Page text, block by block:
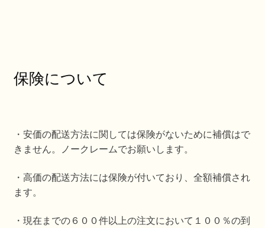
保険について
・安価の配送方法に関しては保険がないために補償はで
きません。ノークレームでお願いします。
・高価の配送方法には保険が付いており、全額補償され
ます。
・現在までの６００件以上の注文において１００％の到